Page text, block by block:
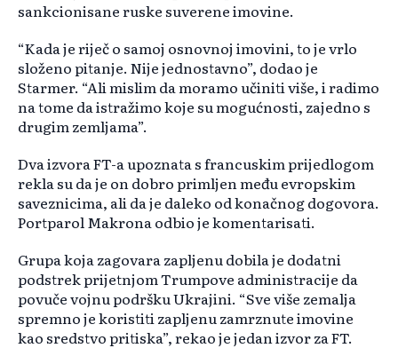
sankcionisane ruske suverene imovine.
“Kada je riječ o samoj osnovnoj imovini, to je vrlo
složeno pitanje. Nije jednostavno”, dodao je
Starmer. “Ali mislim da moramo učiniti više, i radimo
na tome da istražimo koje su mogućnosti, zajedno s
drugim zemljama”.
Dva izvora FT-a upoznata s francuskim prijedlogom
rekla su da je on dobro primljen među evropskim
saveznicima, ali da je daleko od konačnog dogovora.
Portparol Makrona odbio je komentarisati.
Grupa koja zagovara zapljenu dobila je dodatni
podstrek prijetnjom Trumpove administracije da
povuče vojnu podršku Ukrajini. “Sve više zemalja
spremno je koristiti zapljenu zamrznute imovine
kao sredstvo pritiska”, rekao je jedan izvor za FT.